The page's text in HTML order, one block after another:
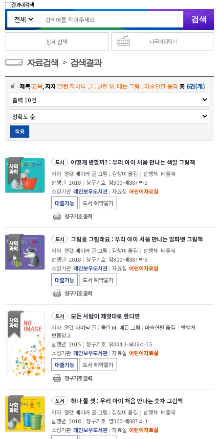
결과내 검색
상세검색 다국어 입력기
자료검색 > 검색결과
제목:교육,저자:앨런 자버닉 글 ; 콜린 M. 매든 그림 ; 마술연필 옮김 총 6권(개)
적용
도서 어떻게 변할까? : 우리 아이 처음 만나는 색깔 그림책
저자 앨런 베이커 글·그림 ; 김상미 옮김 | 발행처 베틀북
발행년 2018 | 청구기호 영300-베887ㄹ-2
소장기관 레인보우도서관 | 자료실 어린이자료실
대출가능
도서 예약불가
청구기호 출력
도서 그림을 그릴래요 : 우리 아이 처음 만나는 알파벳 그림책
저자 앨런 베이커 글·그림 ; 김상미 옮김 | 발행처 베틀북
발행년 2018 | 청구기호 영300-베887ㄹ-3
소장기관 레인보우도서관 | 자료실 어린이자료실
대출가능
도서 예약불가
청구기호 출력
도서 모든 사람이 제멋대로 한다면
저자 앨런 자버닉 글 ; 콜린 M. 매든 그림 ; 마술연필 옮김 | 발행처
보물창고
발행년 2015 | 청구기호 유334.3-보36ㅇ-15
소장기관 레인보우도서관 | 자료실 어린이자료실
대출가능
도서 예약불가
청구기호 출력
도서 하나 둘 셋 : 우리 아이 처음 만나는 숫자 그림책
저자 앨런 베이커 글·그림 ; 김상미 옮김 | 발행처 베틀북
발행년 2018 | 청구기호 영300-베887ㄹ-1
소장기관 레인보우도서관 | 자료실 어린이자료실